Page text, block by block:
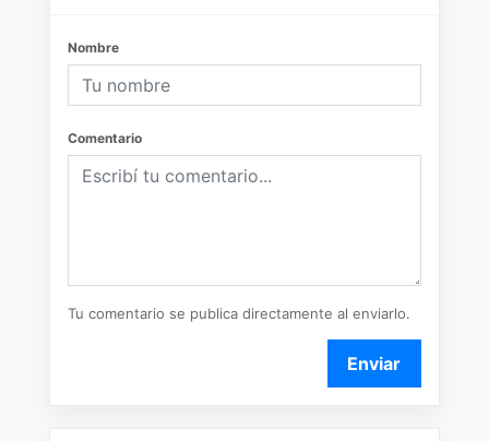
Nombre
Comentario
Tu comentario se publica directamente al enviarlo.
Enviar